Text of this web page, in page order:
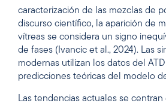
caracterización de las mezclas de
discurso científico, la aparición de
vítreas se considera un signo
de fases (Ivancic et al., 2024). Las
modernas utilizan los datos del
predicciones teóricas del modelo
Las tendencias actuales se centran